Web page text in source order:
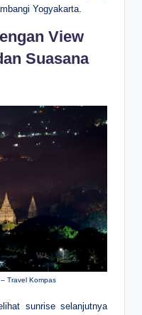
Yogyakarta.
View
Suasana
Travel Kompas
sunrise selanjutnya